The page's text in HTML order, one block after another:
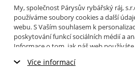
My, společnost Párysův rybářský ráj,
používáme soubory cookies a další
webu. S Vaším souhlasem k
poskytování funkcí sociálních médií a
Informace o tom, jak náš web
můžete přečíst, jak tyto informace
Více informací